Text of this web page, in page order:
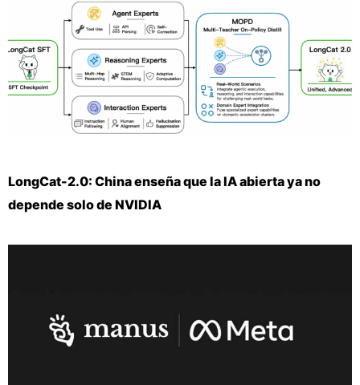
LongCat-2.0: China enseña que la IA abierta ya no
depende solo de NVIDIA